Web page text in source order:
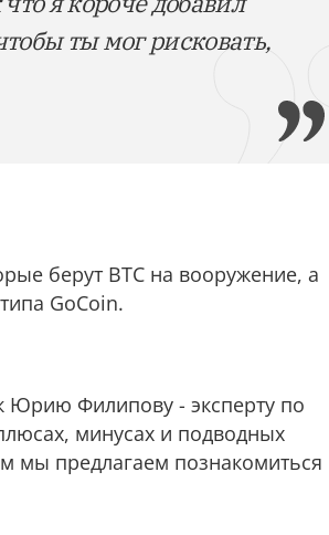
ты мог рисковать,
берут BTC на вооружение, а
GoCoin.
Юрию Филипову - эксперту по
минусах и подводных
мы предлагаем познакомиться